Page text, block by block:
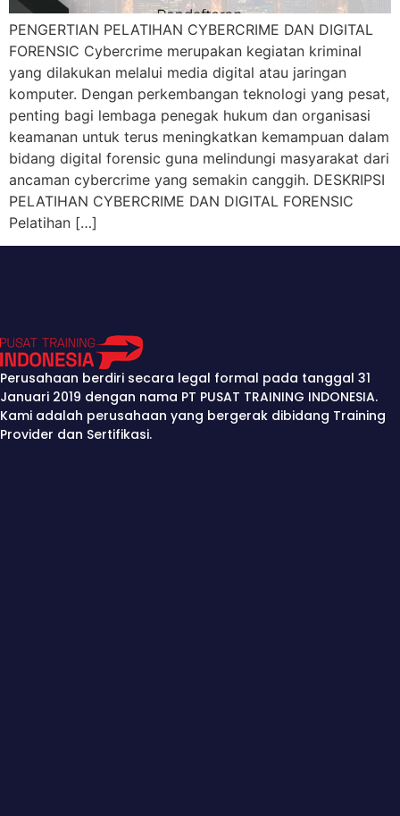
PENGERTIAN PELATIHAN CYBERCRIME DAN DIGITAL
FORENSIC Cybercrime merupakan kegiatan kriminal
yang dilakukan melalui media digital atau jaringan
komputer. Dengan perkembangan teknologi yang pesat,
penting bagi lembaga penegak hukum dan organisasi
keamanan untuk terus meningkatkan kemampuan dalam
bidang digital forensic guna melindungi masyarakat dari
ancaman cybercrime yang semakin canggih. DESKRIPSI
PELATIHAN CYBERCRIME DAN DIGITAL FORENSIC
Pelatihan […]
Perusahaan berdiri secara legal formal pada tanggal 31
Januari 2019 dengan nama PT PUSAT TRAINING INDONESIA.
Kami adalah perusahaan yang bergerak dibidang Training
Provider dan Sertifikasi.